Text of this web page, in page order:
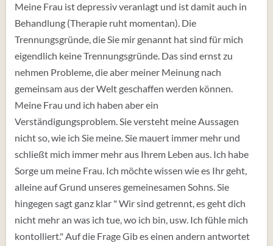
Meine Frau ist depressiv veranlagt und ist damit auch in
Behandlung (Therapie ruht momentan). Die
Trennungsgründe, die Sie mir genannt hat sind für mich
eigendlich keine Trennungsgründe. Das sind ernst zu
nehmen Probleme, die aber meiner Meinung nach
gemeinsam aus der Welt geschaffen werden können.
Meine Frau und ich haben aber ein
Verständigungsproblem. Sie versteht meine Aussagen
nicht so, wie ich Sie meine. Sie mauert immer mehr und
schließt mich immer mehr aus Ihrem Leben aus. Ich habe
Sorge um meine Frau. Ich möchte wissen wie es Ihr geht,
alleine auf Grund unseres gemeinesamen Sohns. Sie
hingegen sagt ganz klar " Wir sind getrennt, es geht dich
nicht mehr an was ich tue, wo ich bin, usw. Ich fühle mich
kontolliert." Auf die Frage Gib es einen andern antwortet